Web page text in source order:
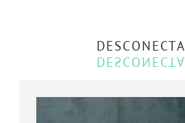
DESCONECTA